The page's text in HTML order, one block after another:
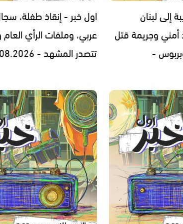
إلى لبنان
وجريمة قتل
-
اول خبر - إنقاذ طفلة،
عربي، وملفات الرأي العام
تتصدر المشهد - 05.08.2026